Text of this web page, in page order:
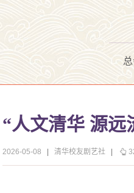
“人文清华 源远
2026-05-08 清华校友剧艺社